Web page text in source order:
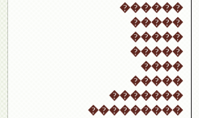
������
�����
�����
�����
����
�����
�������
���������